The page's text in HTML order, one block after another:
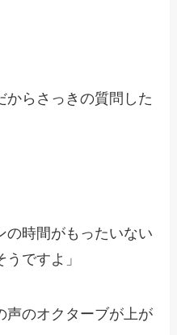
からさっきの質問した
の時間がもったいない
ですよ」
声のオクターブが上が